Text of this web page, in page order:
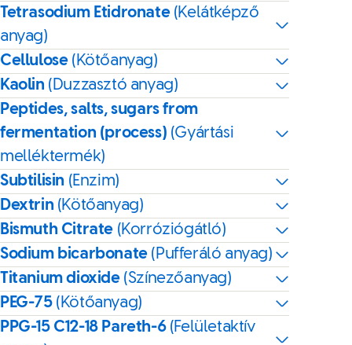
Tetrasodium Etidronate (Kelátképző
anyag)
Cellulose (Kötőanyag)
Kaolin (Duzzasztó anyag)
Peptides, salts, sugars from
fermentation (process) (Gyártási
melléktermék)
Subtilisin (Enzim)
Dextrin (Kötőanyag)
Bismuth Citrate (Korróziógátló)
Sodium bicarbonate (Pufferáló anyag)
Titanium dioxide (Színezőanyag)
PEG-75 (Kötőanyag)
PPG-15 C12-18 Pareth-6 (Felületaktív